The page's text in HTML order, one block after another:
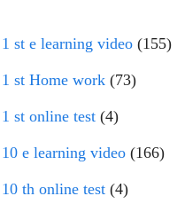
1 st e learning video(155)
1 st Home work(73)
1 st online test(4)
10 e learning video(166)
10 th online test(4)